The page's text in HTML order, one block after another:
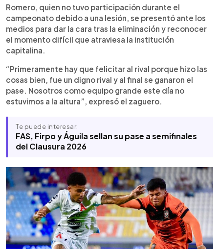
equipo se levantará. La eliminación llega tras la
salida del técnico Ernesto “Carucha” Corti, en un
torneo que deja dudas y anticipa cambios en el
plantel.
Romero, quien no tuvo participación durante el
campeonato debido a una lesión, se presentó ante los
medios para dar la cara tras la eliminación y reconocer
el momento difícil que atraviesa la institución
capitalina.
“Primeramente hay que felicitar al rival porque hizo las
cosas bien, fue un digno rival y al final se ganaron el
pase. Nosotros como equipo grande este día no
estuvimos a la altura”, expresó el zaguero.
Te puede interesar:
FAS, Firpo y Águila sellan su pase a semifinales
del Clausura 2026